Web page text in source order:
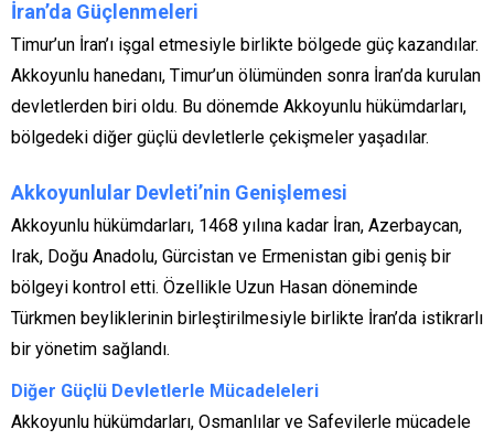
İran’da Güçlenmeleri
Timur’un İran’ı işgal etmesiyle birlikte bölgede güç kazandılar.
Akkoyunlu hanedanı, Timur’un ölümünden sonra İran’da kurulan
devletlerden biri oldu. Bu dönemde Akkoyunlu hükümdarları,
bölgedeki diğer güçlü devletlerle çekişmeler yaşadılar.
Akkoyunlular Devleti’nin Genişlemesi
Akkoyunlu hükümdarları, 1468 yılına kadar İran, Azerbaycan,
Irak, Doğu Anadolu, Gürcistan ve Ermenistan gibi geniş bir
bölgeyi kontrol etti. Özellikle Uzun Hasan döneminde
Türkmen beyliklerinin birleştirilmesiyle birlikte İran’da istikrarlı
bir yönetim sağlandı.
Diğer Güçlü Devletlerle Mücadeleleri
Akkoyunlu hükümdarları, Osmanlılar ve Safevilerle mücadele